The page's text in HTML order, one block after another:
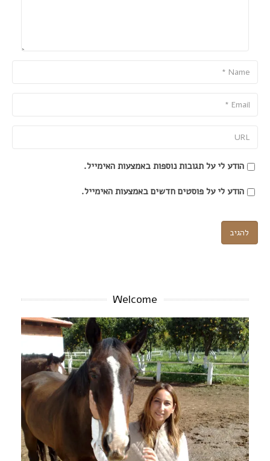
Email
הודע לי על תגובות נוספות באמצעות האימייל.
הודע לי על פוסטים חדשים באמצעות האימייל.
Welcome